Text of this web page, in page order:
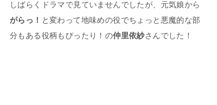
しばらくドラマで見ていませんでしたが、元気娘から
がらっ！ と変わって地味めの役でちょっと悪魔的な部
分もある役柄もぴったり！の仲里依紗さんでした！